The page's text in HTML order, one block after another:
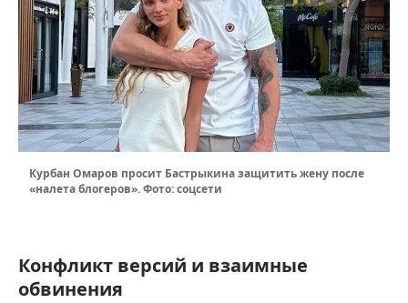
Курбан Омаров просит Бастрыкина защитить жену после
«налета блогеров». Фото: соцсети
Конфликт версий и взаимные
обвинения